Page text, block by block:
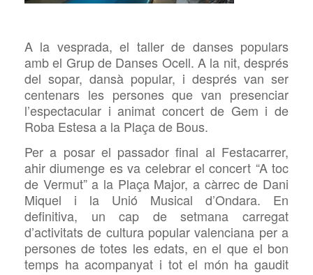
A la vesprada, el taller de danses populars
amb el Grup de Danses Ocell. A la nit, després
del sopar, dansà popular, i després van ser
centenars les persones que van presenciar
l’espectacular i animat concert de Gem i de
Roba Estesa a la Plaça de Bous.
Per a posar el passador final al Festacarrer,
ahir diumenge esva celebrar elconcert “A toc
de Vermut” a la Plaça Major, a càrrec de Dani
Miquel i la Unió Musical d’Ondara. En
definitiva, un cap de setmana carregat
d’activitats de cultura popular valenciana per a
persones de totes les edats, en el que el bon
temps ha acompanyat i tot el món ha gaudit